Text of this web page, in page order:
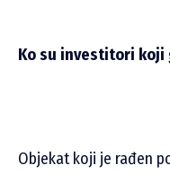
Ko su investitori koji
Objekat koji je rađen